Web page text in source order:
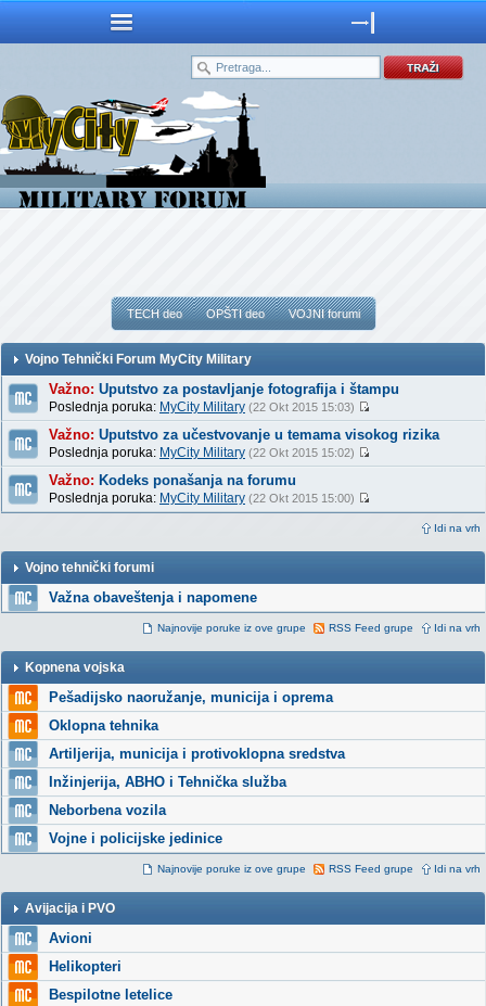
TECH deo OPŠTI deo VOJNI forumi
Vojno Tehnički Forum MyCity Military
Idi na vrh
Važno: Uputstvo za postavljanje fotografija i štampu
Poslednja poruka: MyCity Military (22 Okt 2015 15:03)
Važno: Uputstvo za učestvovanje u temama visokog rizika
Poslednja poruka: MyCity Military (22 Okt 2015 15:02)
Važno: Kodeks ponašanja na forumu
Poslednja poruka: MyCity Military (22 Okt 2015 15:00)
Vojno tehnički forumi
Najnovije poruke iz ove grupe RSS Feed grupe Idi na vrh
Važna obaveštenja i napomene
Kopnena vojska
Najnovije poruke iz ove grupe RSS Feed grupe Idi na vrh
Pešadijsko naoružanje, municija i oprema
Oklopna tehnika
Artiljerija, municija i protivoklopna sredstva
Inžinjerija, ABHO i Tehnička služba
Neborbena vozila
Vojne i policijske jedinice
Avijacija i PVO
Avioni
Helikopteri
Bespilotne letelice